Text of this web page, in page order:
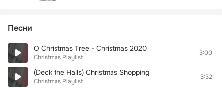
Песни
O Christmas Tree - Christmas 2020
Christmas Playlist
3:00
(Deck the Halls) Christmas Shopping
Christmas Playlist
3:32